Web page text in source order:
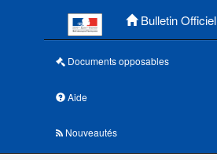
Bulletin Officiel
Documents opposables
Aide
Nouveautés